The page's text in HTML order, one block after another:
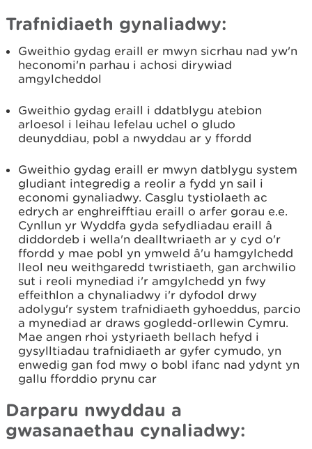
Trafnidiaeth gynaliadwy:
Gweithio gydag eraill er mwyn sicrhau nad yw'n
heconomi'n parhau i achosi dirywiad
amgylcheddol
Gweithio gydag eraill i ddatblygu atebion
arloesol i leihau lefelau uchel o gludo
deunyddiau, pobl a nwyddau ar y ffordd
Gweithio gydag eraill er mwyn datblygu system
gludiant integredig a reolir a fydd yn sail i
economi gynaliadwy. Casglu tystiolaeth ac
edrych ar enghreifftiau eraill o arfer gorau e.e.
Cynllun yr Wyddfa gyda sefydliadau eraill â
diddordeb i wella'n dealltwriaeth ar y cyd o'r
ffordd y mae pobl yn ymweld â'u hamgylchedd
lleol neu weithgaredd twristiaeth, gan archwilio
sut i reoli mynediad i'r amgylchedd yn fwy
effeithlon a chynaliadwy i'r dyfodol drwy
adolygu'r system trafnidiaeth gyhoeddus, parcio
a mynediad ar draws gogledd-orllewin Cymru.
Mae angen rhoi ystyriaeth bellach hefyd i
gysylltiadau trafnidiaeth ar gyfer cymudo, yn
enwedig gan fod mwy o bobl ifanc nad ydynt yn
gallu fforddio prynu car
Darparu nwyddau a
gwasanaethau cynaliadwy: